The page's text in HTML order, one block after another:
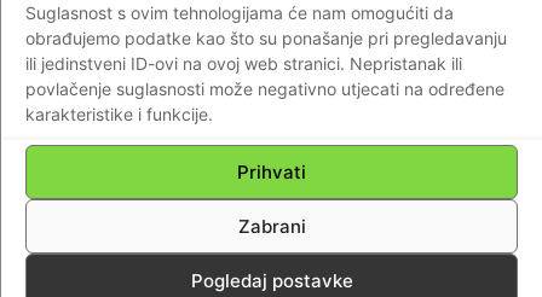
Suglasnost s ovim tehnologijama će nam omogućiti da
obrađujemo podatke kao što su ponašanje pri pregledavanju
ili jedinstveni ID-ovi na ovoj web stranici. Nepristanak ili
povlačenje suglasnosti može negativno utjecati na određene
karakteristike i funkcije.
Prihvati
Zabrani
Pogledaj postavke
AKTUALNO
VIDEO: POGLEDAJTE TKO JE SVE BIO na
domjenku u zagrebačkom hotelu Sheraton
povodom pravoslavnog Badnjaka…
Braniteljski portal - 06.01.2020 0